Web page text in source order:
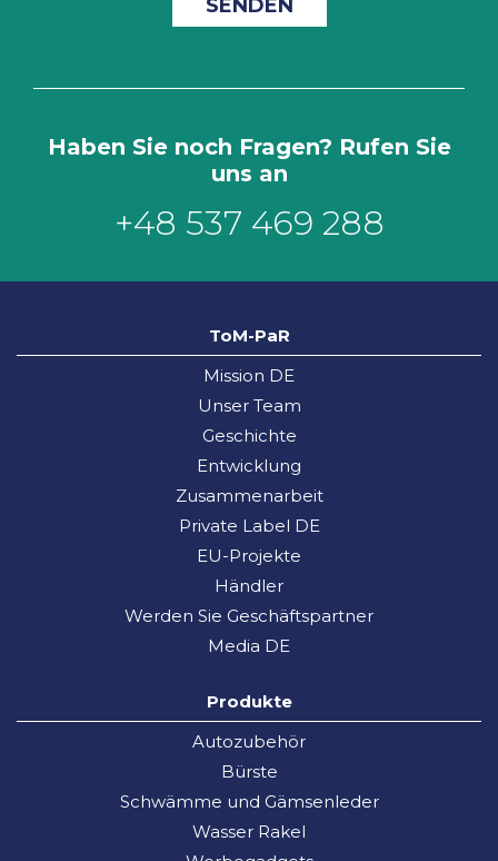
Haben Sie noch Fragen? Rufen Sie
uns an
+48 537 469 288
ToM-PaR
Mission DE
Unser Team
Geschichte
Entwicklung
Zusammenarbeit
Private Label DE
EU-Projekte
Händler
Werden Sie Geschäftspartner
Media DE
Produkte
Autozubehör
Bürste
Schwämme und Gämsenleder
Wasser Rakel